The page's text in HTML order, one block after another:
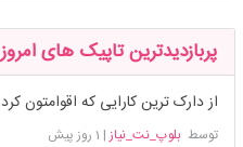
پربازدیدترین تاپیک های امروز
از دارک ترین کارایی که اقوامتون
توسطبلوپ_نت_نیاز | 1 روز پیش